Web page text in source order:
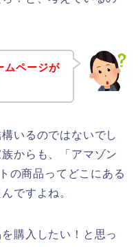
ムページが
いるのではないでし
からも、「アマゾン
の商品ってどこにある
ですよね。
購入したい！と思っ